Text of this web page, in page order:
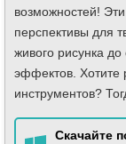
возможностей!
перспективы для
живого рисунка
эффектов. Хотите
инструментов?
Скачайте